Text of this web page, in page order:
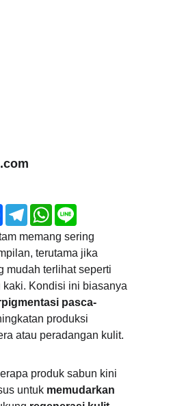
memang sering
terutama jika
mudah terlihat seperti
kaki. Kondisi ini biasanya
pasca-
produksi
atau peradangan kulit.
produk sabun kini
untuk memudarkan